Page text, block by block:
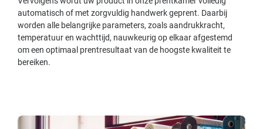
automatisch of met zorgvuldig handwerk geprent. Daarbij
worden alle belangrijke parameters, zoals aandrukkracht,
temperatuur en wachttijd, nauwkeurig op elkaar afgestemd
om een optimaal prentresultaat van de hoogste kwaliteit te
bereiken.